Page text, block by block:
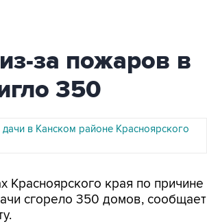
за пожаров в
350
в Канском районе Красноярского
Красноярского края по причине
сгорело 350 домов, сообщает